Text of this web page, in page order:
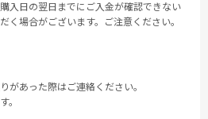
入日の翌日までにご入金が確認できない
く場合がございます。ご注意ください。
があった際はご連絡ください。
。